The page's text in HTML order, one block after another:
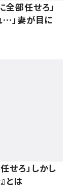
部任せろ」
…」妻が目に
せろ」しかし
とは